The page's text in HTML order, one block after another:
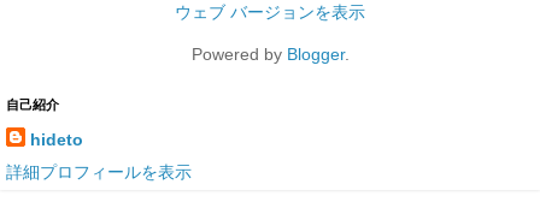
ウェブ バージョンを表示
Powered by Blogger.
自己紹介
hideto
詳細プロフィールを表示